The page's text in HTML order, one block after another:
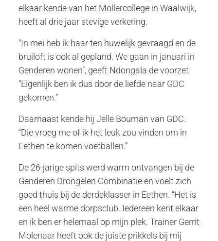
elkaar kende van het Mollercollege in Waalwijk,
heeft al drie jaar stevige verkering.
“In mei heb ik haar ten huwelijk gevraagd en de
bruiloft is ook al gepland. We gaan in januari in
Genderen wonen”, geeft Ndongala de voorzet.
“Eigenlijk ben ik dus door de liefde naar GDC
gekomen.”
Daarnaast kende hij Jelle Bouman van GDC.
“Die vroeg me of ik het leuk zou vinden om in
Eethen te komen voetballen.”
De 26-jarige spits werd warm ontvangen bij de
Genderen Drongelen Combinatie en voelt zich
goed thuis bij de derdeklasser in Eethen. “Het is
een heel warme dorpsclub. Iedereen kent elkaar
en ik ben er helemaal op mijn plek. Trainer Gerrit
Molenaar heeft ook de juiste prikkels bij mij